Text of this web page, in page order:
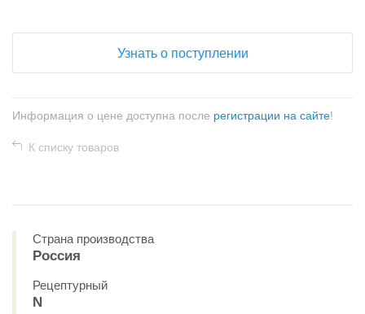
Узнать о поступлении
Информация о цене доступна после регистрации на сайте!
К списку товаров
Страна производства
Россия
Рецептурный
N